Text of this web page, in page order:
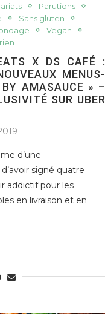
Parutions
Sans gluten
Vegan
X DS CAFÉ :
MENUS-
AMASAUCE » –
SUR UBER
d’une
signé quatre
addictif pour les
en livraison et en